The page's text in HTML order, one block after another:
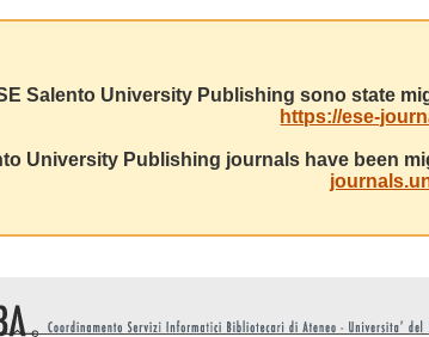
Salento University Publishing sono state
https://ese-
University Publishing journals have been